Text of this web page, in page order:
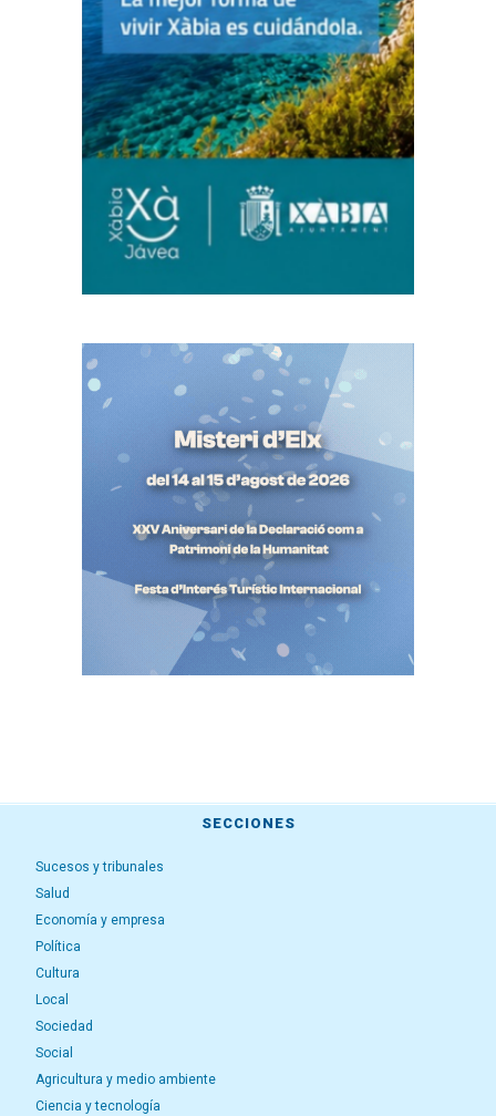
SECCIONES
Sucesos y tribunales
Salud
Economía y empresa
Política
Cultura
Local
Sociedad
Social
Agricultura y medio ambiente
Ciencia y tecnología